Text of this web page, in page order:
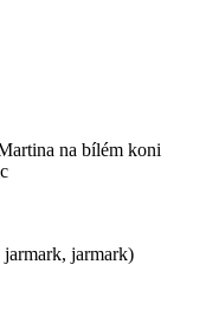
na bílém koni
jarmark)